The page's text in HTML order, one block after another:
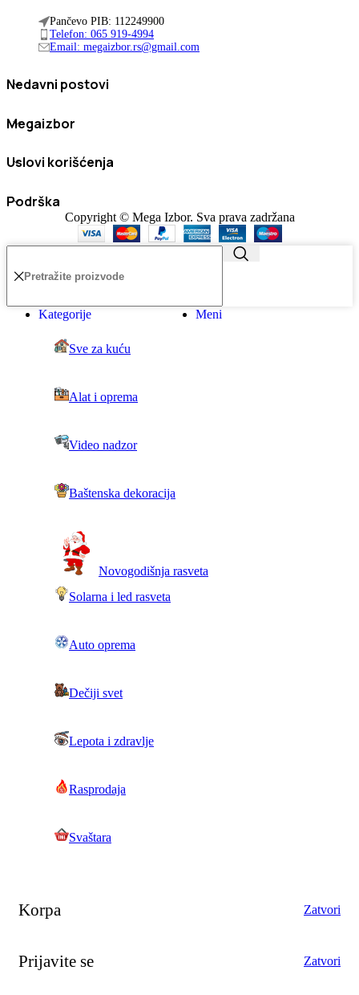
Pančevo PIB: 112249900
Telefon: 065 919-4994
Email: megaizbor.rs@gmail.com
Nedavni postovi
Megaizbor
Uslovi korišćenja
Podrška
Copyright © Mega Izbor. Sva prava zadržana
Meni
Kategorije
Sve za kuću
Alat i oprema
Video nadzor
Baštenska dekoracija
Novogodišnja rasveta
Solarna i led rasveta
Auto oprema
Dečiji svet
Lepota i zdravlje
Rasprodaja
Svaštara
Korpa Zatvori
Prijavite se Zatvori